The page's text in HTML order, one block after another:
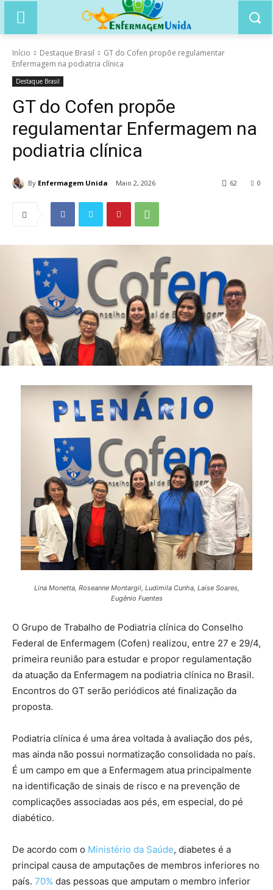
Início Destaque Brasil
GT do Cofen propõe regulamentar
Enfermagem na podiatria clínica
Destaque Brasil
GT do Cofen propõe
regulamentar Enfermagem na
podiatria clínica
By Enfermagem Unida Maio 2, 2026 0
62
Lina Monetta, Roseanne Montargil, Ludimila Cunha, Laise Soares,
Eugênio Fuentes
O Grupo de Trabalho de Podiatria clínica do Conselho
Federal de Enfermagem (Cofen) realizou, entre 27 e 29/4,
primeira reunião para estudar e propor regulamentação
da atuação da Enfermagem na podiatria clínica no Brasil.
Encontros do GT serão periódicos até finalização da
proposta.
Podiatria clínica é uma área voltada à avaliação dos pés,
mas ainda não possui normatização consolidada no país.
É um campo em que a Enfermagem atua principalmente
na identificação de sinais de risco e na prevenção de
complicações associadas aos pés, em especial, do pé
diabético.
De acordo com o Ministério da Saúde, diabetes é a
principal causa de amputações de membros inferiores no
país. 70% das pessoas que amputam o membro inferior